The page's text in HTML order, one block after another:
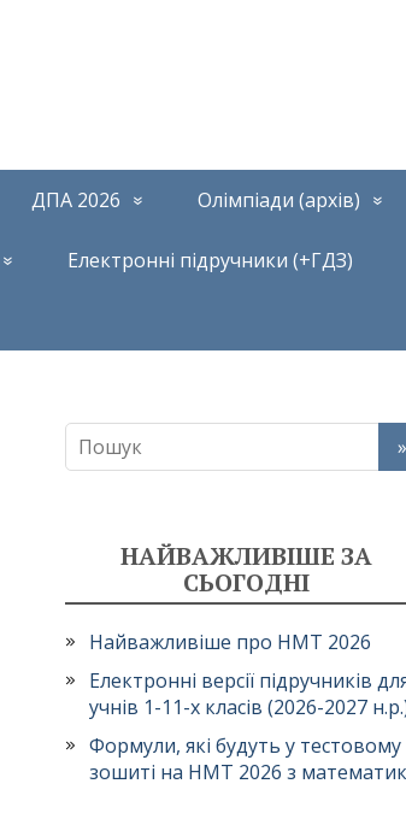
ДПА 2026 Олімпіади (архів)
Електронні підручники (+ГДЗ)
НАЙВАЖЛИВІШЕ ЗА
СЬОГОДНІ
Найважливіше про НМТ 2026
Електронні версії підручників
учнів 1-11-х класів (2026-2027
Формули, які будуть у тестовому
зошиті на НМТ 2026 з